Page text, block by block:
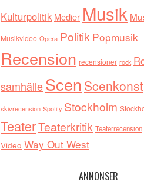
Kulturpolitik Medier Musik
Musikvideo Opera Politik Popmusik
Recension recensioner rock
samhälleScen Scenkonst
skivrecension Spotify Stockholm
TeaterTeaterkritik Teaterrecension
Video Way Out West
ANNONSER